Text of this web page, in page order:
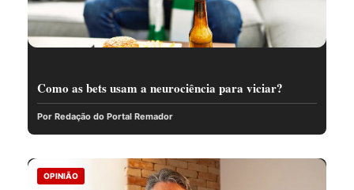
Como as bets usam a neurociência para viciar?
Por Redação do Portal Remador
OPINIÃO